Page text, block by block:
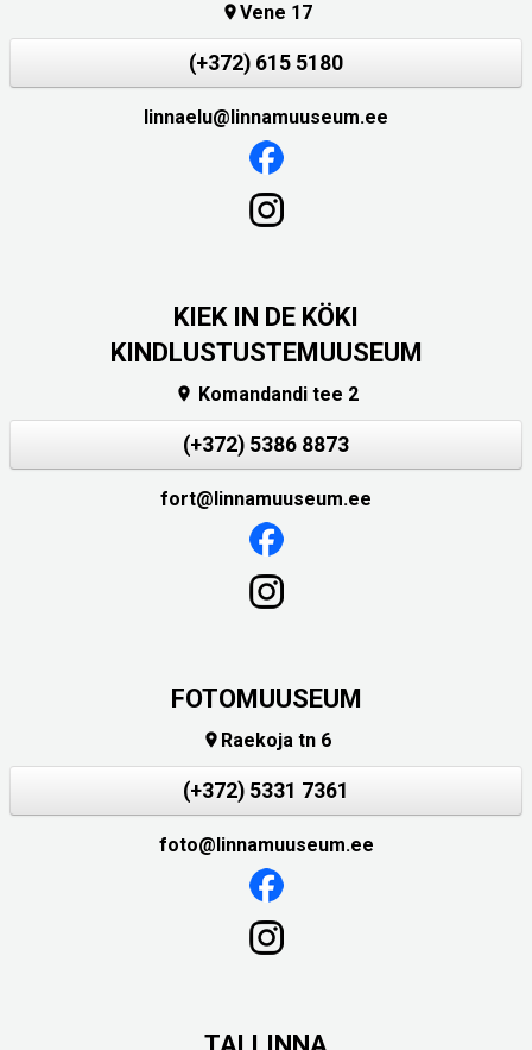
Vene 17
(+372) 615 5180
linnaelu@linnamuuseum.ee
KIEK IN DE KÖKI
KINDLUSTUSTEMUUSEUM
 Komandandi tee 2
(+372) 5386 8873
fort@linnamuuseum.ee
FOTOMUUSEUM
 Raekoja tn 6
(+372) 5331 7361
foto@linnamuuseum.ee